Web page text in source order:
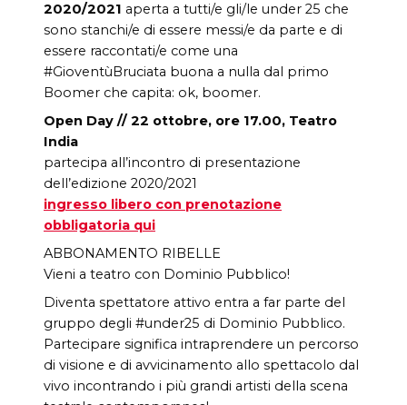
2020/2021 aperta a tutti/e gli/le under 25 che
sono stanchi/e di essere messi/e da parte e di
essere raccontati/e come una
#GioventùBruciata buona a nulla dal primo
Boomer che capita: ok, boomer.
Open Day // 22 ottobre, ore 17.00, Teatro
India
partecipa all’incontro di presentazione
dell’edizione 2020/2021
ingresso libero con prenotazione
obbligatoria qui
ABBONAMENTO RIBELLE
Vieni a teatro con Dominio Pubblico!
Diventa spettatore attivo entra a far parte del
gruppo degli #under25 di Dominio Pubblico.
Partecipare significa intraprendere un percorso
di visione e di avvicinamento allo spettacolo dal
vivo incontrando i più grandi artisti della scena